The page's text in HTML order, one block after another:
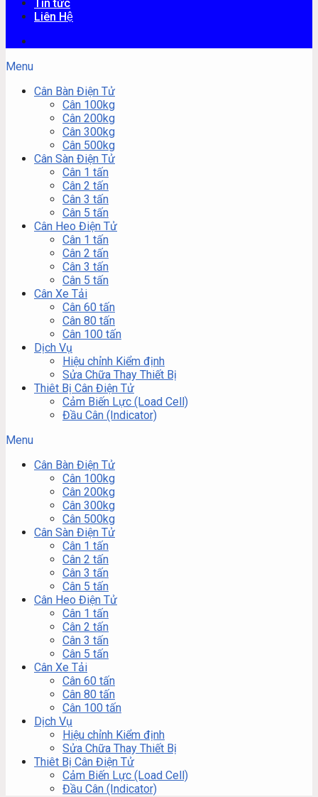
Tin tức
Liên Hệ
Menu
Cân Bàn Điện Tử
Cân 100kg
Cân 200kg
Cân 300kg
Cân 500kg
Cân Sàn Điện Tử
Cân 1 tấn
Cân 2 tấn
Cân 3 tấn
Cân 5 tấn
Cân Heo Điện Tử
Cân 1 tấn
Cân 2 tấn
Cân 3 tấn
Cân 5 tấn
Cân Xe Tải
Cân 60 tấn
Cân 80 tấn
Cân 100 tấn
Dịch Vụ
Hiệu chỉnh Kiểm định
Sửa Chữa Thay Thiết Bị
Thiêt Bị Cân Điện Tử
Cảm Biến Lực (Load Cell)
Đầu Cân (Indicator)
Menu
Cân Bàn Điện Tử
Cân 100kg
Cân 200kg
Cân 300kg
Cân 500kg
Cân Sàn Điện Tử
Cân 1 tấn
Cân 2 tấn
Cân 3 tấn
Cân 5 tấn
Cân Heo Điện Tử
Cân 1 tấn
Cân 2 tấn
Cân 3 tấn
Cân 5 tấn
Cân Xe Tải
Cân 60 tấn
Cân 80 tấn
Cân 100 tấn
Dịch Vụ
Hiệu chỉnh Kiểm định
Sửa Chữa Thay Thiết Bị
Thiêt Bị Cân Điện Tử
Cảm Biến Lực (Load Cell)
Đầu Cân (Indicator)